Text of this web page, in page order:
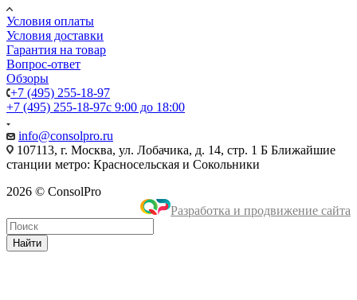
Условия оплаты
Условия доставки
Гарантия на товар
Вопрос-ответ
Обзоры
+7 (495) 255-18-97
+7 (495) 255-18-97с 9:00 до 18:00
info@consolpro.ru
107113, г. Москва, ул. Лобачика, д. 14, стр. 1 Б Ближайшие
станции метро: Красносельская и Сокольники
2026 © ConsolPro
Разработка и продвижение сайта
Найти